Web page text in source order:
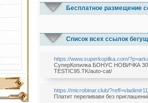
Бесплатное размещение
Список всех ссылок
https://www.superkopilka.com/
СуперКопилка БОНУС НОВИЧКА 30
TESTIC95.TK/auto-cat/
https://microbinar.club/
Платит переливави без